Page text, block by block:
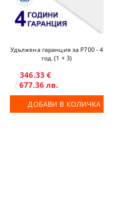
Удължена гаранция за P700 - 4
год. (1 + 3)
346.33 €
677.36 лв.
ДОБАВИ В КОЛИЧКА